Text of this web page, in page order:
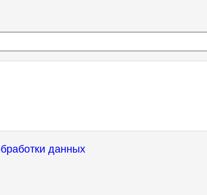
данных